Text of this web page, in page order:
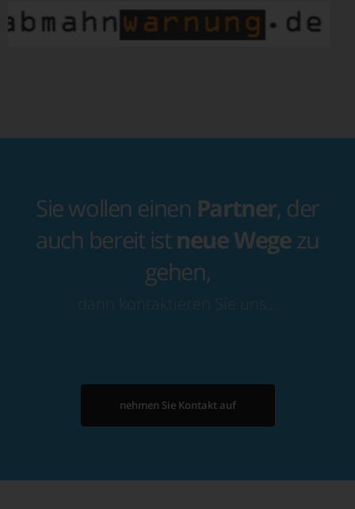
Sie wollen einen Partner, der
auch bereit ist neue Wegezu
gehen,
dann kontaktieren Sie uns…
nehmen Sie Kontakt auf